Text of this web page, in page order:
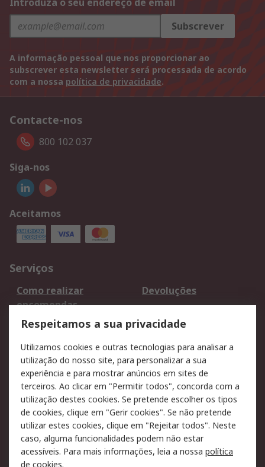
Introduza o seu endereço de email
Subscrever
A informação pessoal que nos proporcionar ao
subscrever esta newsletter será processada de acordo
com a nossa política de privacidade.
Contacte-nos
800 102 037
Siga-nos
Aceitamos
Serviços
Como realizar
encomendas
Devoluções
Formas de entrega
Qualidade e ambiente
Pagamento e
faturação
Legal
Aviso legal
Política de cookies
Política de privacidade
- Atualizada
Segurança de emails
Respeitamos a sua privacidade
Utilizamos cookies e outras tecnologias para analisar a
utilização do nosso site, para personalizar a sua
experiência e para mostrar anúncios em sites de
terceiros. Ao clicar em "Permitir todos", concorda com a
utilização destes cookies. Se pretende escolher os tipos
de cookies, clique em "Gerir cookies". Se não pretende
utilizar estes cookies, clique em "Rejeitar todos". Neste
caso, alguma funcionalidades podem não estar
acessíveis. Para mais informações, leia a nossa política
de cookies.